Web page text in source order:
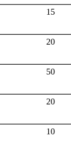
15
20
50
20
10